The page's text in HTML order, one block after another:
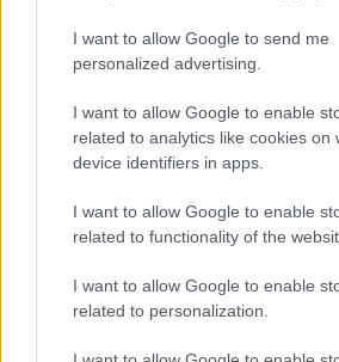
I want to allow Google to send me
personalized advertising.
I want to allow Google to enable
related to analytics like cookies on
device identifiers in apps.
I want to allow Google to enable
related to functionality of the
I want to allow Google to enable
related to personalization.
Πώς θα υπολογίζεται το νέο
Ο συντελεστής του Τέλους
κυμαίνεται από 0,3 έως 0,7 τοις
υπηρεσίας του δήμου προκύπτει ότι
ανώτατο συντελεστή τα ετήσια
95% των συνολικών εσόδων που
ΤΑΠ και ΦΗΧ το οικονομικό έτος
συμβούλιο θα μπορεί να ορίσει
μόνο μέχρι το επίπεδο που